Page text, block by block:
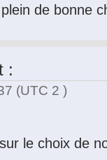
de bonne
:
(UTC 2 )
le choix de